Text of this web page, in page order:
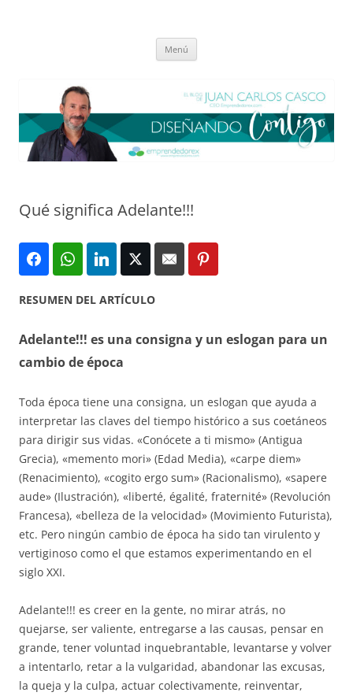
Menú
Qué significa Adelante!!!
RESUMEN DEL ARTÍCULO
Adelante!!! es una consigna y un eslogan para un
cambio de época
Toda época tiene una consigna, un eslogan que ayuda a
interpretar las claves del tiempo histórico a sus coetáneos
para dirigir sus vidas. «Conócete a ti mismo» (Antigua
Grecia), «memento mori» (Edad Media), «carpe diem»
(Renacimiento), «cogito ergo sum» (Racionalismo), «sapere
aude» (Ilustración), «liberté, égalité, fraternité» (Revolución
Francesa), «belleza de la velocidad» (Movimiento Futurista),
etc. Pero ningún cambio de época ha sido tan virulento y
vertiginoso como el que estamos experimentando en el
siglo XXI.
Adelante!!! es creer en la gente, no mirar atrás, no
quejarse, ser valiente, entregarse a las causas, pensar en
grande, tener voluntad inquebrantable, levantarse y volver
a intentarlo, retar a la vulgaridad, abandonar las excusas,
la queja y la culpa, actuar colectivamente, reinventar,